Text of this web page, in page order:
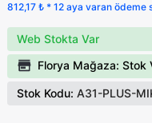
812,17 ₺ * 12 aya varan ödeme
Web Stokta Var
Florya Mağaza: Stok
Stok Kodu: A31-PLUS-